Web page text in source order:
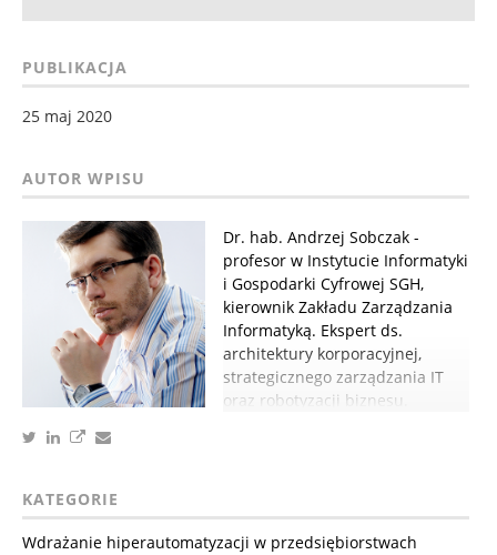
PUBLIKACJA
25 maj 2020
Dr. hab. Andrzej Sobczak -
profesor w Instytucie Informatyki
i Gospodarki Cyfrowej SGH,
kierownik Zakładu Zarządzania
Informatyką. Ekspert ds.
architektury korporacyjnej,
strategicznego zarządzania IT
oraz robotyzacji biznesu.
KATEGORIE
Wdrażanie hiperautomatyzacji w przedsiębiorstwach